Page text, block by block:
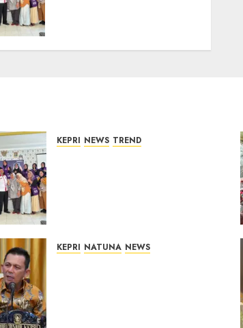
KEPRI NEWS TREND
KEPRI NATUNA NEWS